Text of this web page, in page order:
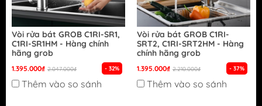
Vòi rửa bát GROB C1RI-SR1,
C1RI-SR1HM - Hàng chính
hãng grob
1.395.000₫ 2.047.000₫ - 32%
Thêm vào so sánh
Vòi rửa bát GROB C1RI-
SRT2, C1RI-SRT2HM - Hàng
chính hãng grob
1.395.000₫ 2.210.000₫ - 37%
Thêm vào so sánh